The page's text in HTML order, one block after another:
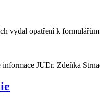
vydal opatření k
JUDr. Zdeňka